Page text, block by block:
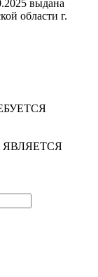
выдана
области г.